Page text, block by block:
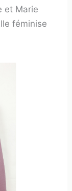
et Marie
féminise